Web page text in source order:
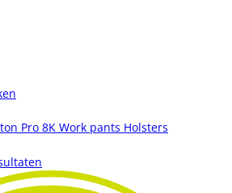
Pro 8K Work pants Holsters